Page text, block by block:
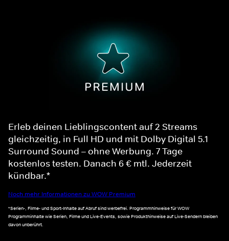
Erleb deinen Lieblingscontent auf 2 Streams
gleichzeitig, in Full HD und mit Dolby Digital 5.1
Surround Sound – ohne Werbung. 7 Tage
kostenlos testen. Danach 6 € mtl. Jederzeit
kündbar.*
Noch mehr Informationen zu WOW Premium
*Serien-, Filme- und Sport-Inhalte auf Abruf sind werbefrei. Programmhinweise für WOW
Programminhalte wie Serien, Filme und Live-Events, sowie Produkthinweise auf Live-Sendern bleiben
davon unberührt.